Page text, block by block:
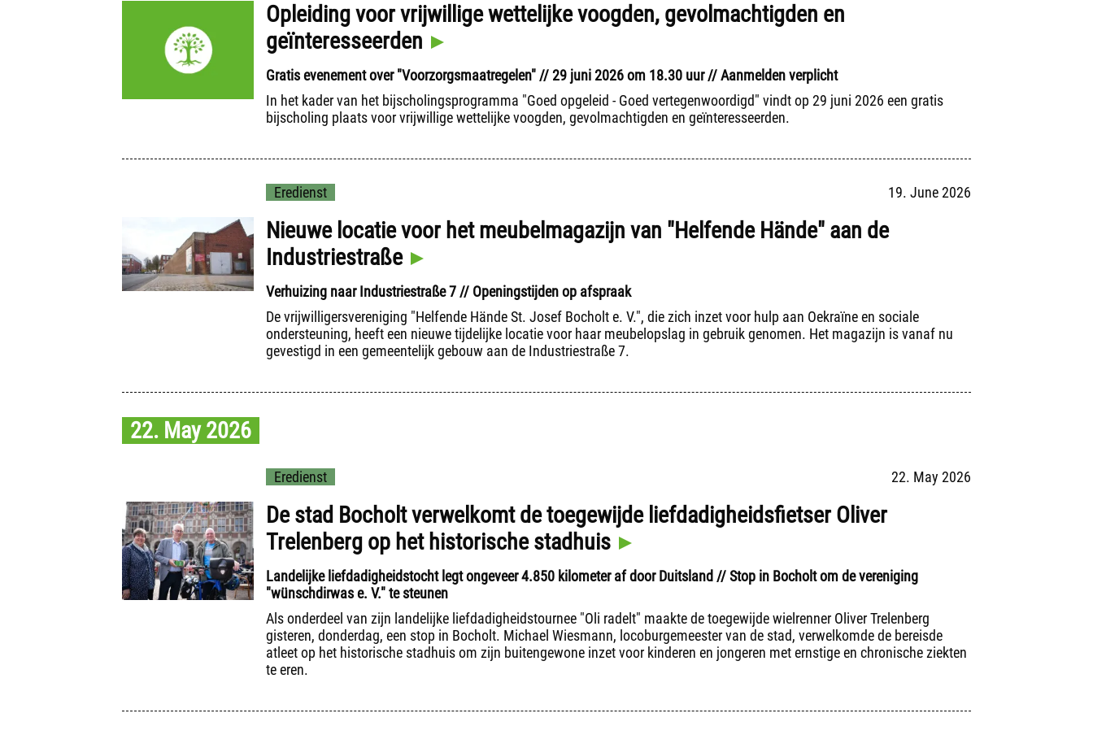
Opleiding voor vrijwillige wettelijke voogden, gevolmachtigden en
geïnteresseerden
Gratis evenement over "Voorzorgsmaatregelen" // 29 juni 2026 om 18.30 uur // Aanmelden verplicht
In het kader van het bijscholingsprogramma "Goed opgeleid - Goed vertegenwoordigd" vindt op 29 juni 2026 een gratis
bijscholing plaats voor vrijwillige wettelijke voogden, gevolmachtigden en geïnteresseerden.
Eredienst 19. June 2026
Nieuwe locatie voor het meubelmagazijn van "Helfende Hände" aan de
Industriestraße
Verhuizing naar Industriestraße 7 // Openingstijden op afspraak
De vrijwilligersvereniging "Helfende Hände St. Josef Bocholt e. V.", die zich inzet voor hulp aan Oekraïne en sociale
ondersteuning, heeft een nieuwe tijdelijke locatie voor haar meubelopslag in gebruik genomen. Het magazijn is vanaf nu
gevestigd in een gemeentelijk gebouw aan de Industriestraße 7.
22. May 2026
Eredienst 22. May 2026
De stad Bocholt verwelkomt de toegewijde liefdadigheidsfietser Oliver
Trelenberg op het historische stadhuis
Landelijke liefdadigheidstocht legt ongeveer 4.850 kilometer af door Duitsland // Stop in Bocholt om de vereniging
"wünschdirwas e. V." te steunen
Als onderdeel van zijn landelijke liefdadigheidstournee "Oli radelt" maakte de toegewijde wielrenner Oliver Trelenberg
gisteren, donderdag, een stop in Bocholt. Michael Wiesmann, locoburgemeester van de stad, verwelkomde de bereisde
atleet op het historische stadhuis om zijn buitengewone inzet voor kinderen en jongeren met ernstige en chronische ziekten
te eren.